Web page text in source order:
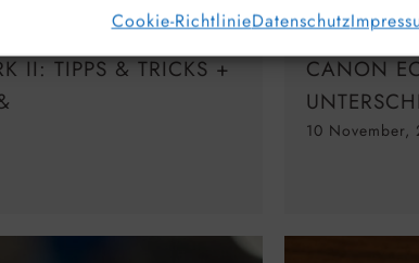
Cookie-RichtlinieDatenschutz
II: TIPPS & TRICKS +
CANON
10 November,